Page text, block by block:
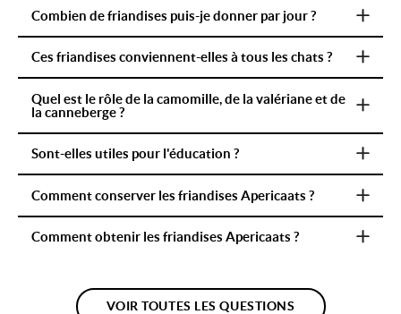
Combien de friandises puis-je donner par jour ?
Ces friandises conviennent-elles à tous les chats ?
Quel est le rôle de la camomille, de la valériane et de
la canneberge ?
Sont-elles utiles pour l'éducation ?
Comment conserver les friandises Apericaats ?
Comment obtenir les friandises Apericaats ?
VOIR TOUTES LES QUESTIONS